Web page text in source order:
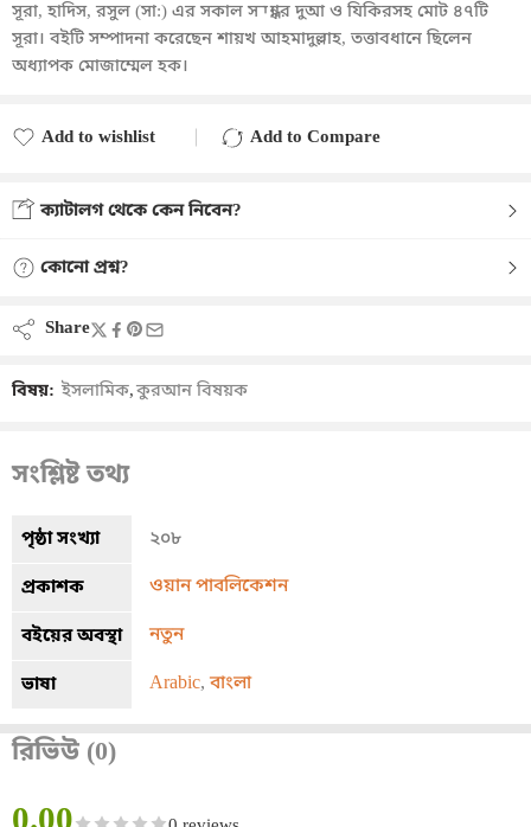
সূরা, হাদিস, রসুল (সা:) এর সকাল সন্ধ্যার দুআ ও যিকিরসহ মোট ৪৭টি
সূরা। বইটি সম্পাদনা করেছেন শায়খ আহমাদুল্লাহ, তত্তাবধানে ছিলেন
অধ্যাপক মোজাম্মেল হক।
Add to wishlist
Add to Compare
ক্যাটালগ থেকে কেন নিবেন?
কোনো প্রশ্ন?
Share
বিষয়: ইসলামিক,কুরআন বিষয়ক
সংশ্লিষ্ট তথ্য
পৃষ্ঠা সংখ্যা ২০৮
প্রকাশক ওয়ান পাবলিকেশন
বইয়ের অবস্থা নতুন
ভাষা Arabic, বাংলা
রিভিউ (0)